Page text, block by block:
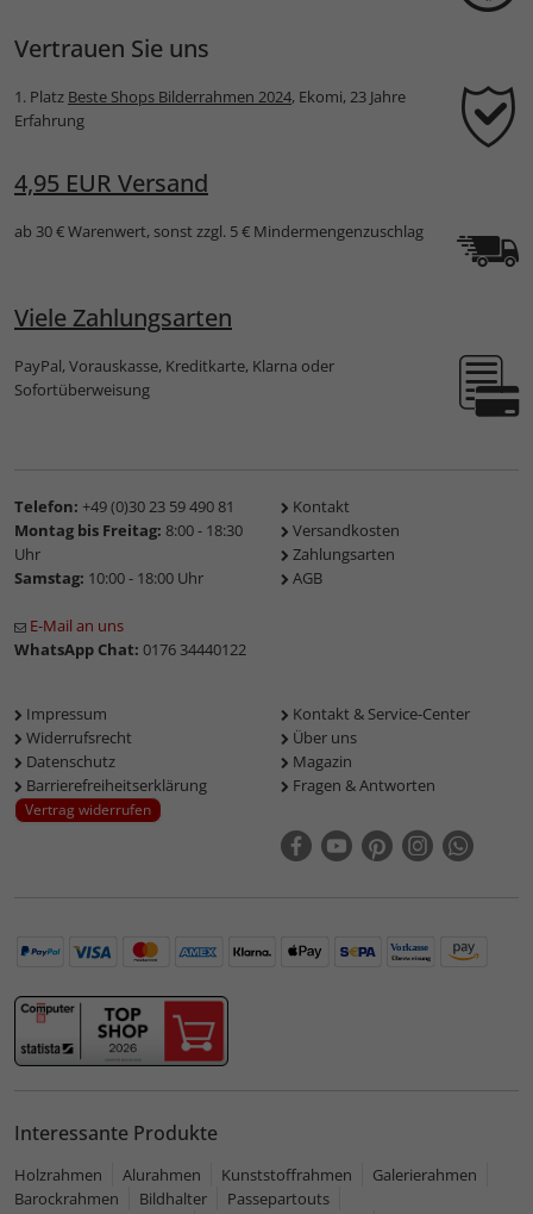
Vertrauen Sie uns
1. Platz Beste Shops Bilderrahmen 2024, Ekomi, 23 Jahre
Erfahrung
4,95 EUR Versand
ab 30 € Warenwert, sonst zzgl. 5 € Mindermengenzuschlag
Viele Zahlungsarten
PayPal, Vorauskasse, Kreditkarte, Klarna oder
Sofortüberweisung
Telefon: +49 (0)30 23 59 490 81
Montag bis Freitag: 8:00 - 18:30
Uhr
Samstag: 10:00 - 18:00 Uhr
E-Mail an uns
WhatsApp Chat: 0176 34440122
Kontakt
Versandkosten
Zahlungsarten
AGB
Impressum
Widerrufsrecht
Datenschutz
Barrierefreiheitserklärung
Vertrag widerrufen
Kontakt & Service-Center
Über uns
Magazin
Fragen & Antworten
Interessante Produkte
Holzrahmen Alurahmen Kunststoffrahmen
Galerierahmen
Barockrahmen
Bildhalter
Passepartouts